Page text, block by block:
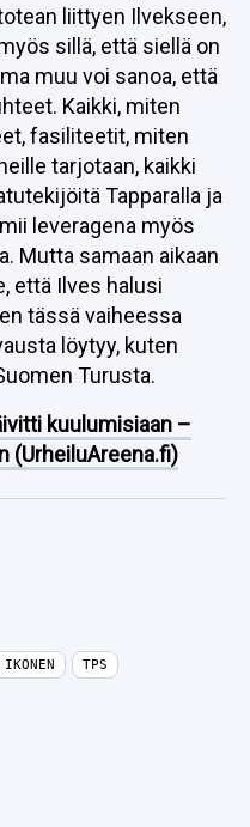
liittyen Ilvekseen,
sillä, että siellä on
muu voi sanoa, että
Kaikki, miten
fasiliteetit, miten
tarjotaan, kaikki
Tapparalla ja
leveragena myös
Mutta samaan aikaan
että Ilves halusi
tässä vaiheessa
löytyy, kuten
Turusta.
kuulumisiaan –
(UrheiluAreena.fi)
IKONEN TPS